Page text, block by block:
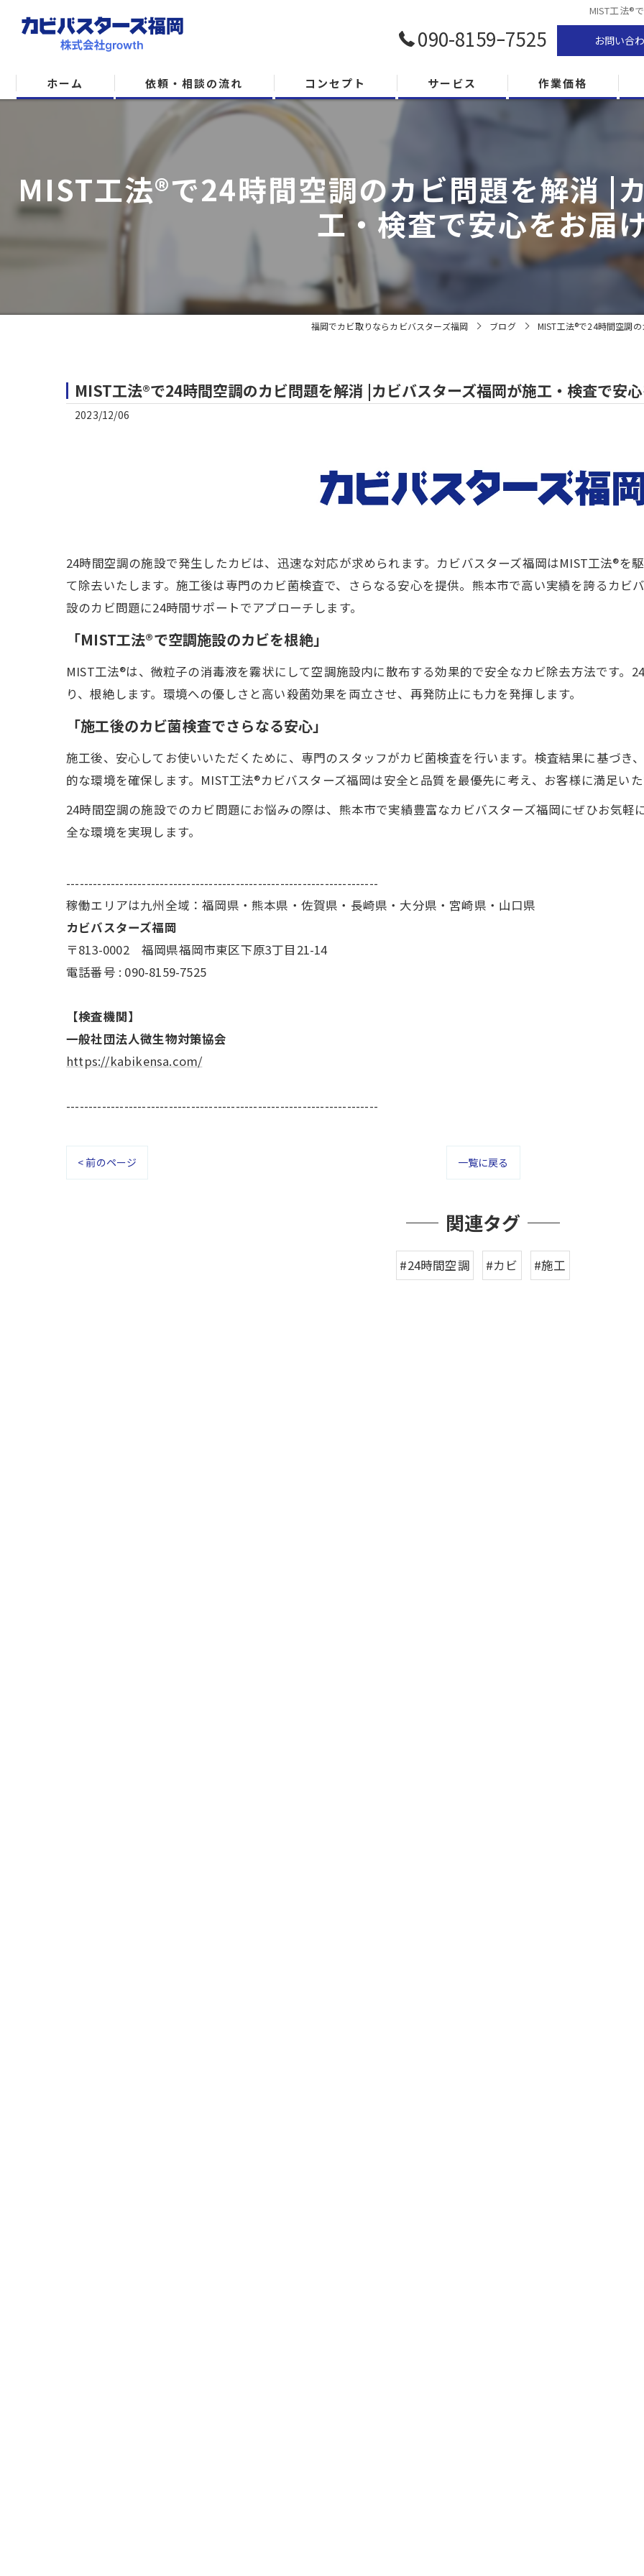
MIST工法®
090-8159ｰ7525 お問い合
ホーム 依頼・相談の流れ コンセプト サービス 作業価格
MIST工法®で24時間空調のカビ問題を解消 |
工・検査で安心をお届
福岡でカビ取りならカビバスターズ福岡 ブログ MIST工法®で24時間空調
MIST工法®で24時間空調のカビ問題を解消 |カビバスターズ福岡が施工・検査で安
2023/12/06
24時間空調の施設で発生したカビは、迅速な対応が求められます。カビバスターズ福岡はMIST工法®を
て除去いたします。施工後は専門のカビ菌検査で、さらなる安心を提供。熊本市で高い実績を誇るカビ
設のカビ問題に24時間サポートでアプローチします。
「MIST工法®で空調施設のカビを根絶」
MIST工法®は、微粒子の消毒液を霧状にして空調施設内に散布する効果的で安全なカビ除去方法です。
り、根絶します。環境への優しさと高い殺菌効果を両立させ、再発防止にも力を発揮します。
「施工後のカビ菌検査でさらなる安心」
施工後、安心してお使いいただくために、専門のスタッフがカビ菌検査を行います。検査結果に基づき
的な環境を確保します。MIST工法®カビバスターズ福岡は安全と品質を最優先に考え、お客様に満足い
24時間空調の施設でのカビ問題にお悩みの際は、熊本市で実績豊富なカビバスターズ福岡にぜひお気軽
全な環境を実現します。
----------------------------------------------------------------------
稼働エリアは九州全域：福岡県・熊本県・佐賀県・長崎県・大分県・宮崎県・山口県
カビバスターズ福岡
〒813-0002 福岡県福岡市東区下原3丁目21-14
電話番号 : 090-8159-7525
【検査機関】
一般社団法人微生物対策協会
https://kabikensa.com/
----------------------------------------------------------------------
< 前のページ 一覧に戻る
関連タグ
#24時間空調 #カビ #施工